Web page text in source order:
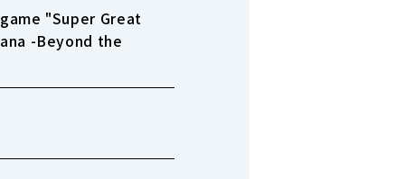
"Super Great
-Beyond the